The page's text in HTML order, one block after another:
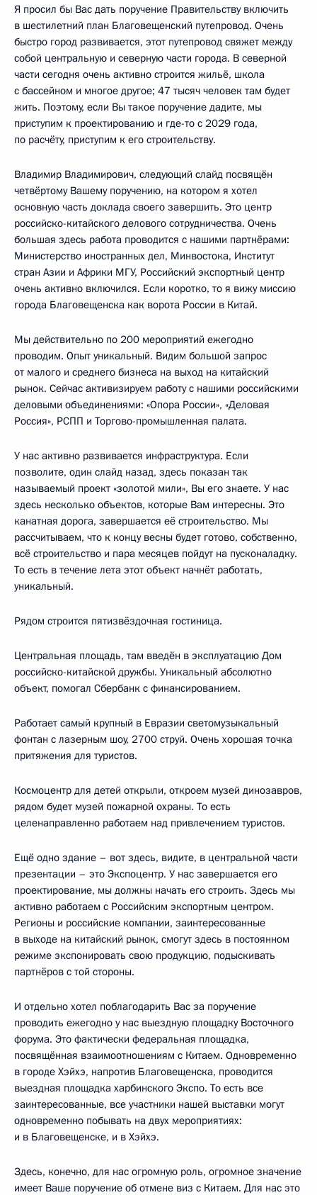
Я просил бы Вас дать поручение Правительству включить
в шестилетний план Благовещенский путепровод. Очень
быстро город развивается, этот путепровод свяжет между
собой центральную и северную части города. В северной
части сегодня очень активно строится жильё, школа
с бассейном и многое другое; 47 тысяч человек там будет
жить. Поэтому, если Вы такое поручение дадите, мы
приступим к проектированию и где-то с 2029 года,
по расчёту, приступим к его строительству.
Владимир Владимирович, следующий слайд посвящён
четвёртому Вашему поручению, на котором я хотел
основную часть доклада своего завершить. Это центр
российско-китайского делового сотрудничества. Очень
большая здесь работа проводится с нашими партнёрами:
Министерство иностранных дел, Минвостока, Институт
стран Азии и Африки МГУ, Российский экспортный центр
очень активно включился. Если коротко, то я вижу миссию
города Благовещенска как ворота России в Китай.
Мы действительно по 200 мероприятий ежегодно
проводим. Опыт уникальный. Видим большой запрос
от малого и среднего бизнеса на выход на китайский
рынок. Сейчас активизируем работу с нашими российскими
деловыми объединениями: «Опора России», «Деловая
Россия», РСПП и Торгово-промышленная палата.
У нас активно развивается инфраструктура. Если
позволите, один слайд назад, здесь показан так
называемый проект «золотой мили», Вы его знаете. У нас
здесь несколько объектов, которые Вам интересны. Это
канатная дорога, завершается её строительство. Мы
рассчитываем, что к концу весны будет готово, собственно,
всё строительство и пара месяцев пойдут на пусконаладку.
То есть в течение лета этот объект начнёт работать,
уникальный.
Рядом строится пятизвёздочная гостиница.
Центральная площадь, там введён в эксплуатацию Дом
российско-китайской дружбы. Уникальный абсолютно
объект, помогал Сбербанк с финансированием.
Работает самый крупный в Евразии светомузыкальный
фонтан с лазерным шоу, 2700 струй. Очень хорошая точка
притяжения для туристов.
Космоцентр для детей открыли, откроем музей динозавров,
рядом будет музей пожарной охраны. То есть
целенаправленно работаем над привлечением туристов.
Ещё одно здание – вот здесь, видите, в центральной части
презентации – это Экспоцентр. У нас завершается его
проектирование, мы должны начать его строить. Здесь мы
активно работаем с Российским экспортным центром.
Регионы и российские компании, заинтересованные
в выходе на китайский рынок, смогут здесь в постоянном
режиме экспонировать свою продукцию, подыскивать
партнёров с той стороны.
И отдельно хотел поблагодарить Вас за поручение
проводить ежегодно у нас выездную площадку Восточного
форума. Это фактически федеральная площадка,
посвящённая взаимоотношениям с Китаем. Одновременно
в городе Хэйхэ, напротив Благовещенска, проводится
выездная площадка харбинского Экспо. То есть все
заинтересованные, все участники нашей выставки могут
одновременно побывать на двух мероприятиях:
и в Благовещенске, и в Хэйхэ.
Здесь, конечно, для нас огромную роль, огромное значение
имеет Ваше поручение об отмене виз с Китаем. Для нас это